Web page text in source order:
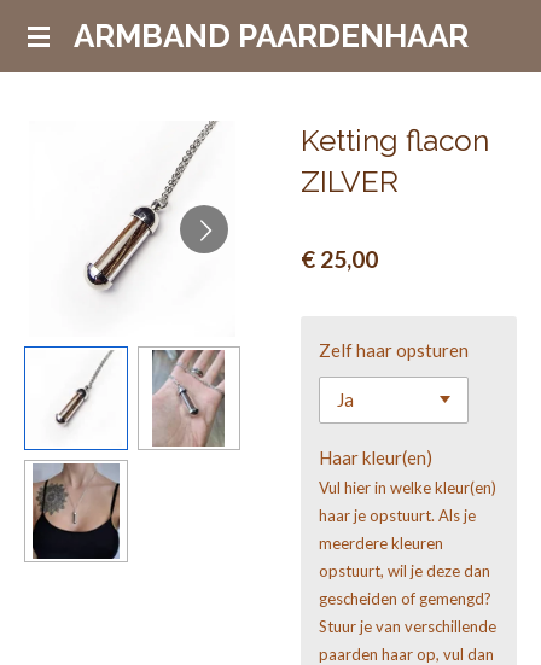
Ga
ARMBAND PAARDENHAAR
Ketting flacon
ZILVER
€ 25,00
Zelf haar opsturen
Haar kleur(en)
Vul hier in welke kleur(en)
haar je opstuurt. Als je
meerdere kleuren
opstuurt, wil je deze dan
gescheiden of gemengd?
Stuur je van verschillende
paarden haar op, vul dan